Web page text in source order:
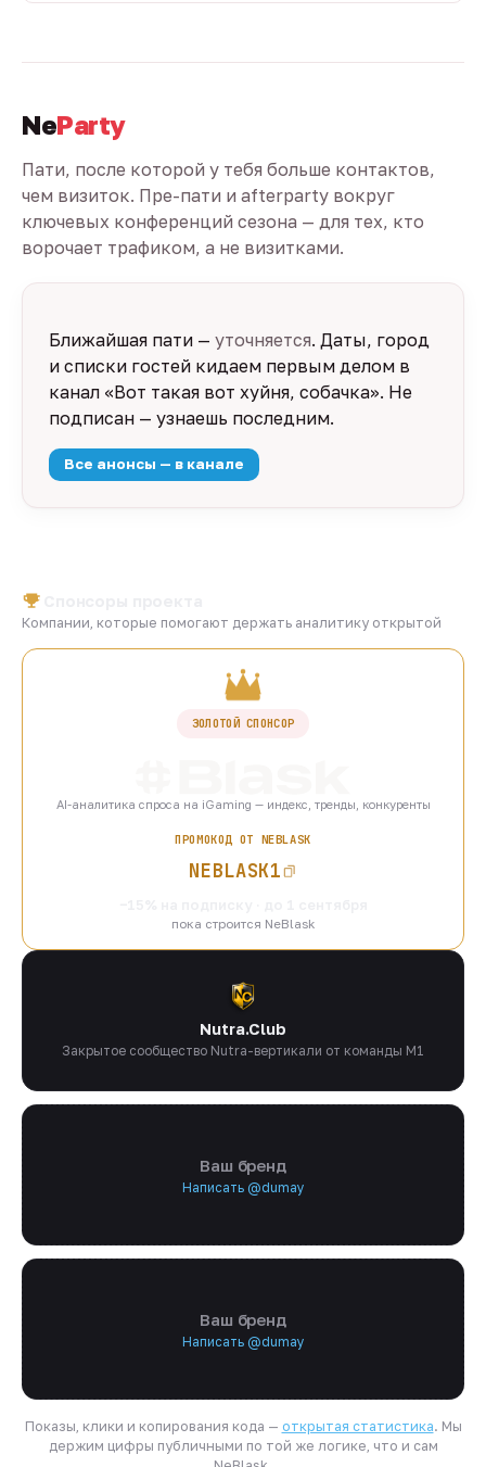
NeParty
Пати, после которой у тебя больше контактов,
чем визиток. Пре-пати и afterparty вокруг
ключевых конференций сезона — для тех, кто
ворочает трафиком, а не визитками.
Ближайшая пати — уточняется. Даты, город
и списки гостей кидаем первым делом в
канал «Вот такая вот хуйня, собачка». Не
подписан — узнаешь последним.
Все анонсы — в канале
Компании, которые помогают держать аналитику открытой
ЗОЛОТОЙ СПОНСОР
AI-аналитика спроса на iGaming — индекс, тренды, конкуренты
ПРОМОКОД ОТ NEBLASK
NEBLASK1
пока строится NeBlask
Nutra.Club
Закрытое сообщество Nutra-вертикали от команды M1
Ваш бренд
Написать @dumay
Ваш бренд
Написать @dumay
Показы, клики и копирования кода — открытая статистика. Мы
держим цифры публичными по той же логике, что и сам